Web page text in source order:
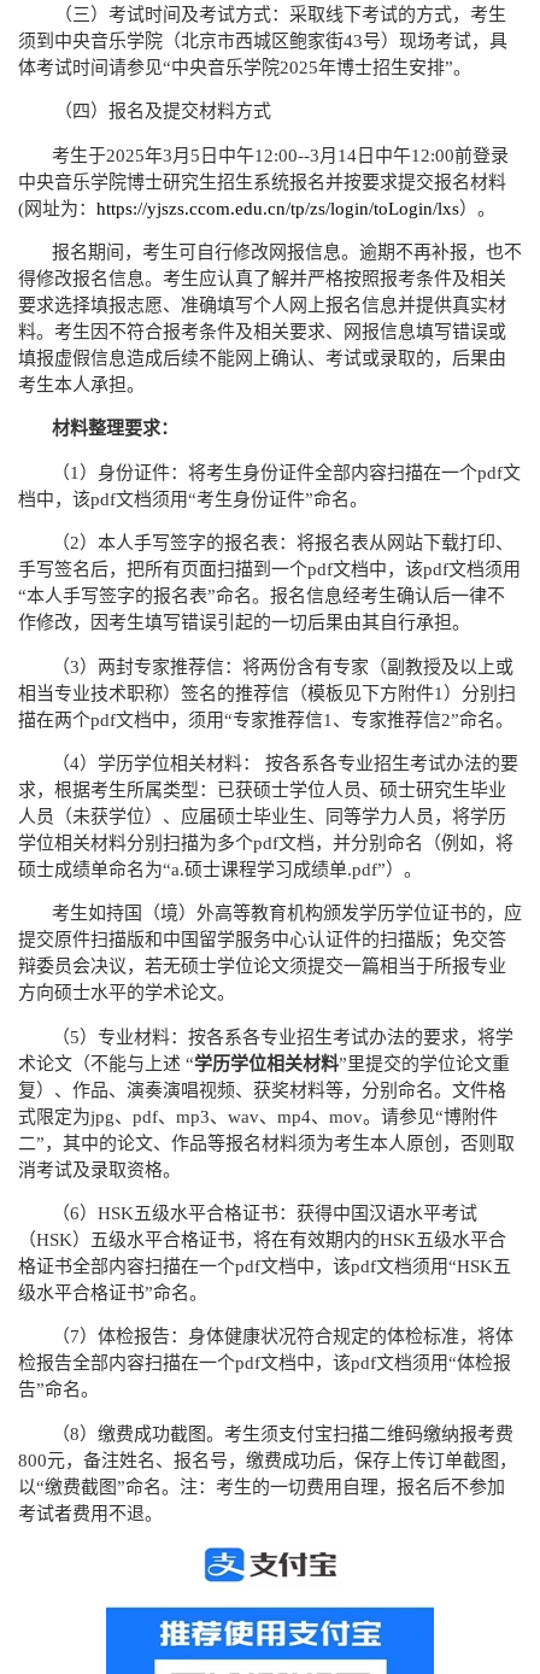
（三）考试时间及考试方式：采取线下考试的方式，考生
须到中央音乐学院（北京市西城区鲍家街43号）现场考试，具
体考试时间请参见“中央音乐学院2025年博士招生安排”。
（四）报名及提交材料方式
考生于2025年3月 5 日中午12:00--3月 14日中午12:00前登录
中央音乐学院博士研究生招生系统报名并按要求提交报名材料
(网址为： https://yjszs.ccom.edu.cn/tp/zs/login/toLogin/lxs）。
报名期间，考生可自行修改网报信息。逾期不再补报，也不
得修改报名信息。考生应认真了解并严格按照报考条件及相关
要求选择填报志愿、准确填写个人网上报名信息并提供真实材
料。考生因不符合报考条件及相关要求、网报信息填写错误或
填报虚假信息造成后续不能网上确认、考试或录取的，后果由
考生本人承担。
材料整理要求：
（1 ）身份证件：将考生身份证件全部内容扫描在一个pdf文
档中，该pdf文档须用“考生身份证件”命名。
（2）本人手写签字的报名表：将报名表从网站下载打印、
手写签名后，把所有页面扫描到一个pdf文档中，该pdf文档须用
“本人手写签字的报名表”命名。报名信息经考生确认后一律不
作修改，因考生填写错误引起的一切后果由其自行承担。
（3）两封专家推荐信：将两份含有专家（副教授及以上或
相当专业技术职称）签名的推荐信（模板见下方附件1 ）分别扫
描在两个pdf文档中，须用“专家推荐信1 、专家推荐信2”命名。
（4）学历学位相关材料： 按各系各专业招生考试办法的要
求，根据考生所属类型：已获硕士学位人员、硕士研究生毕业
人员（未获学位）、应届硕士毕业生、同等学力人员，将学历
学位相关材料分别扫描为多个pdf文档，并分别命名（例如，将
硕士成绩单命名为“a.硕士课程学习成绩单.pdf”）。
考生如持国（境）外高等教育机构颁发学历学位证书的，应
提交原件扫描版和中国留学服务中心认证件的扫描版；免交答
辩委员会决议，若无硕士学位论文须提交一篇相当于所报专业
方向硕士水平的学术论文。
（5）专业材料：按各系各专业招生考试办法的要求，将学
术论文（不能与上述 “学历学位相关材料”里提交的学位论文重
复）、作品、演奏演唱视频、获奖材料等，分别命名。文件格
式限定为jpg、 pdf、 mp3、 wav、 mp4、 mov。请参见“博附件
二”，其中的论文、作品等报名材料须为考生本人原创，否则取
消考试及录取资格。
（6） HSK五级水平合格证书：获得中国汉语水平考试
（HSK）五级水平合格证书，将在有效期内的HSK五级水平合
格证书全部内容扫描在一个pdf文档中，该pdf文档须用“HSK五
级水平合格证书”命名。
（7）体检报告：身体健康状况符合规定的体检标准，将体
检报告全部内容扫描在一个pdf文档中，该pdf文档须用“体检报
告”命名。
（8）缴费成功截图。考生须支付宝扫描二维码缴纳报考费
800元，备注姓名、报名号，缴费成功后，保存上传订单截图，
以“缴费截图”命名。注：考生的一切费用自理，报名后不参加
考试者费用不退。